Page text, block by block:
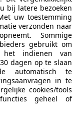
bij latere bezoeken
uw toestemming
verzonden naar
Sommige
gebruikt om
indienen van
dagen op te slaan
automatisch te
in te
cookies/tools
geheel of